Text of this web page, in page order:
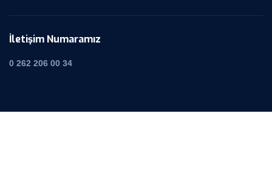
İletişim Numaramız
0 262 206 00 34